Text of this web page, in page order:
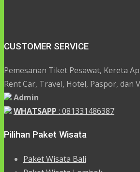
CUSTOMER SERVICE
Pemesanan Tiket Pesawat, Kereta
Rent Car, Travel, Hotel, Paspor, dan
Admin
WHATSAPP : 081331486387
Pilihan Paket Wisata
Paket Wisata Bali